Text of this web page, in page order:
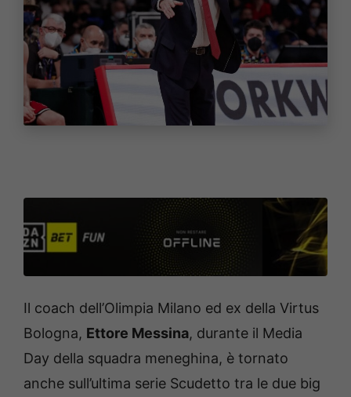
Il coach dell’Olimpia Milano ed ex della Virtus
Bologna, Ettore Messina, durante il Media
Day della squadra meneghina, è tornato
anche sull’ultima serie Scudetto tra le due big